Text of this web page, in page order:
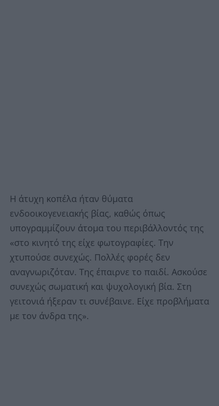
Η άτυχη κοπέλα ήταν θύματα
ενδοοικογενειακής βίας, καθώς όπως
υπογραμμίζουν άτομα του περιβάλλοντός της
«στο κινητό της είχε φωτογραφίες. Την
χτυπούσε συνεχώς. Πολλές φορές δεν
αναγνωριζόταν. Της έπαιρνε το παιδί. Ασκούσε
συνεχώς σωματική και ψυχολογική βία. Στη
γειτονιά ήξεραν τι συνέβαινε. Είχε προβλήματα
με τον άνδρα της».